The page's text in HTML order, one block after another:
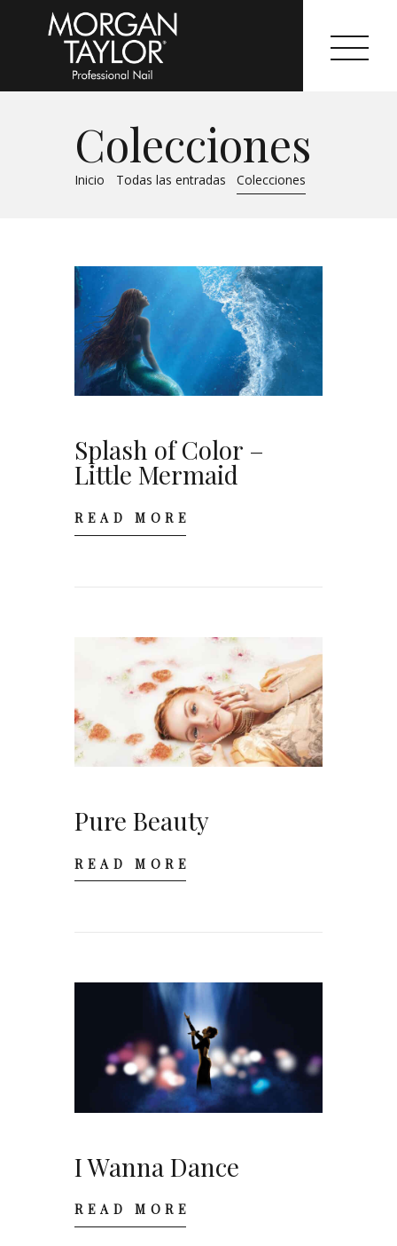
Colecciones
Inicio Todas las entradas Colecciones
Morgan Taylor®
Sistemas Profesionales
Catálogo
Colecciones
Tutoriales
Splash of Color –
Little Mermaid
READ MORE
Pure Beauty
READ MORE
I Wanna Dance
READ MORE